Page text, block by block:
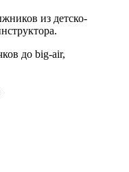
из детско-
до big-air,